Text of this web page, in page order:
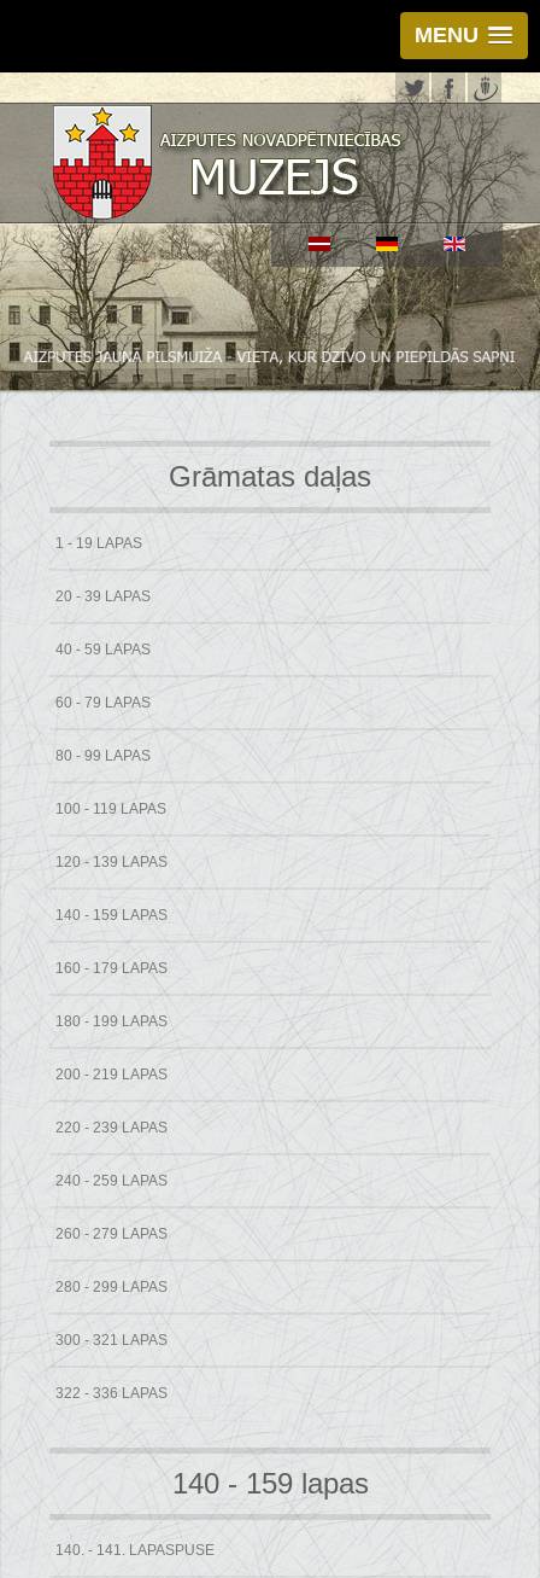
MENU
Grāmatas daļas
1 - 19 LAPAS
20 - 39 LAPAS
40 - 59 LAPAS
60 - 79 LAPAS
80 - 99 LAPAS
100 - 119 LAPAS
120 - 139 LAPAS
140 - 159 LAPAS
160 - 179 LAPAS
180 - 199 LAPAS
200 - 219 LAPAS
220 - 239 LAPAS
240 - 259 LAPAS
260 - 279 LAPAS
280 - 299 LAPAS
300 - 321 LAPAS
322 - 336 LAPAS
140 - 159 lapas
140. - 141. LAPASPUSE